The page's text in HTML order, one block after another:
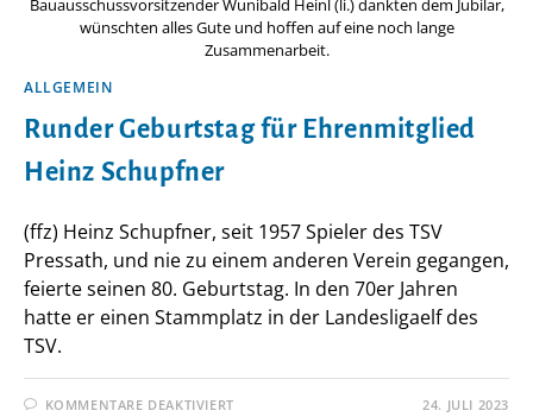
Bauausschussvorsitzender Wunibald Heinl (li.) dankten dem Jubilar,
wünschten alles Gute und hoffen auf eine noch lange
Zusammenarbeit.
ALLGEMEIN
Runder Geburtstag für Ehrenmitglied
Heinz Schupfner
(ffz) Heinz Schupfner, seit 1957 Spieler des TSV
Pressath, und nie zu einem anderen Verein gegangen,
feierte seinen 80. Geburtstag. In den 70er Jahren
hatte er einen Stammplatz in der Landesligaelf des
TSV.
KOMMENTARE DEAKTIVIERTFÜR 24. JULI 2023